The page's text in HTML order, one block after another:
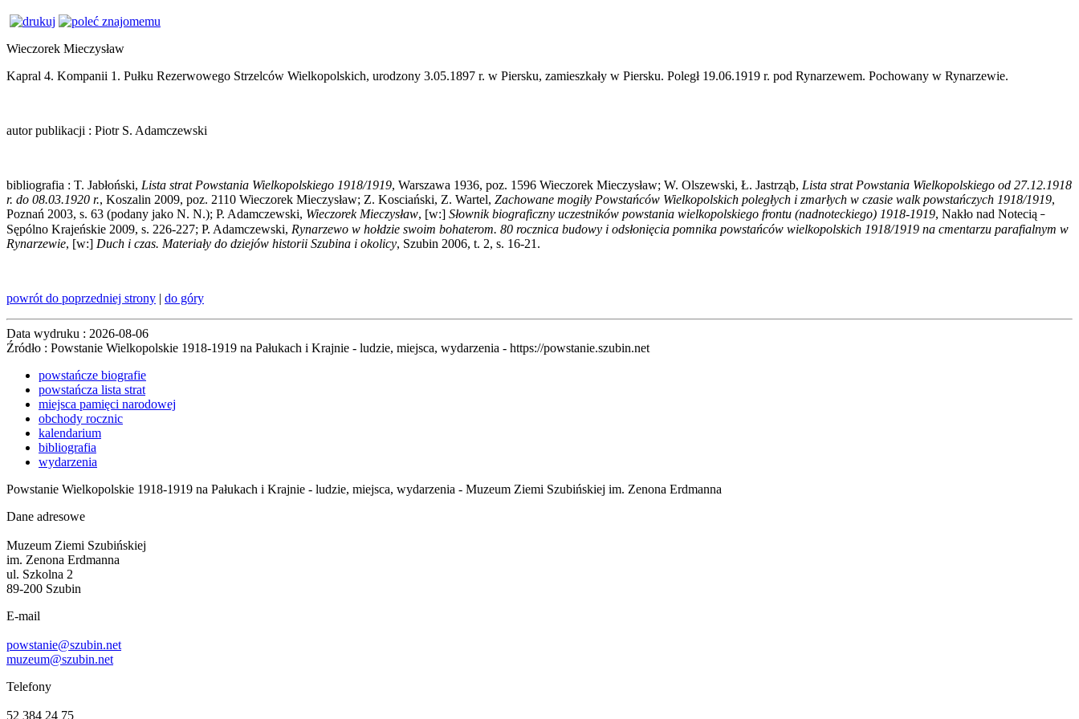
Wieczorek Mieczysław
Kapral 4. Kompanii 1. Pułku Rezerwowego Strzelców Wielkopolskich, urodzony 3.05.1897 r. w Piersku, zamieszkały w Piersku. Poległ 19.06.1919 r. pod Rynarzewem. Pochowany w Rynarzewie.
autor publikacji : Piotr S. Adamczewski
bibliografia : T. Jabłoński, Lista strat Powstania Wielkopolskiego 1918/1919, Warszawa 1936, poz. 1596 Wieczorek Mieczysław; W. Olszewski, Ł. Jastrząb, Lista strat Powstania Wielkopolskiego od 27.12.1918
r. do 08.03.1920 r., Koszalin 2009, poz. 2110 Wieczorek Mieczysław; Z. Kosciański, Z. Wartel, Zachowane mogiły Powstańców Wielkopolskich poległych i zmarłych w czasie walk powstańczych 1918/1919,
Poznań 2003, s. 63 (podany jako N. N.); P. Adamczewski, Wieczorek Mieczysław, [w:] Słownik biograficzny uczestników powstania wielkopolskiego frontu (nadnoteckiego) 1918-1919, Nakło nad Notecią –
Sępólno Krajeńskie 2009, s. 226-227; P. Adamczewski, Rynarzewo w hołdzie swoim bohaterom. 80 rocznica budowy i odsłonięcia pomnika powstańców wielkopolskich 1918/1919 na cmentarzu parafialnym w
Rynarzewie, [w:] Duch i czas. Materiały do dziejów historii Szubina i okolicy, Szubin 2006, t. 2, s. 16-21.
powrót do poprzedniej strony | do góry
Data wydruku : 2026-08-06
Źródło : Powstanie Wielkopolskie 1918-1919 na Pałukach i Krajnie - ludzie, miejsca, wydarzenia - https://powstanie.szubin.net
powstańcze biografie
powstańcza lista strat
miejsca pamięci narodowej
obchody rocznic
kalendarium
bibliografia
wydarzenia
Powstanie Wielkopolskie 1918-1919 na Pałukach i Krajnie - ludzie, miejsca, wydarzenia - Muzeum Ziemi Szubińskiej im. Zenona Erdmanna
Dane adresowe
Muzeum Ziemi Szubińskiej
im. Zenona Erdmanna
ul. Szkolna 2
89-200 Szubin
E-mail
powstanie@szubin.net
muzeum@szubin.net
Telefony
52 384 24 75